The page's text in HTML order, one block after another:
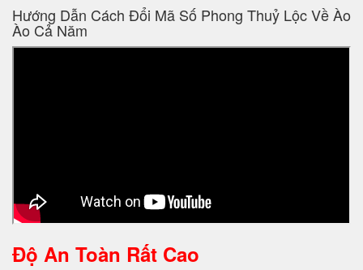
Hướng Dẫn Cách Đổi Mã Số Phong Thuỷ Lộc Về Ào
Ào Cả Năm
Độ An Toàn Rất Cao